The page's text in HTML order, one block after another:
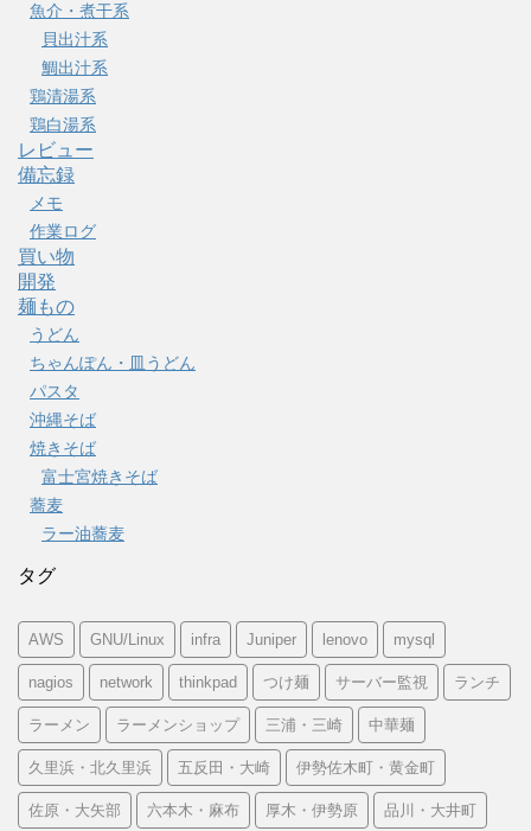
魚介・煮干系
貝出汁系
鯛出汁系
鶏清湯系
鶏白湯系
レビュー
備忘録
メモ
作業ログ
買い物
開発
麺もの
うどん
ちゃんぽん・皿うどん
パスタ
沖縄そば
焼きそば
富士宮焼きそば
蕎麦
ラー油蕎麦
タグ
AWS GNU/Linux infra Juniper lenovo mysql
nagios network thinkpad つけ麺 サーバー監視 ランチ
ラーメン ラーメンショップ 三浦・三崎 中華麺
久里浜・北久里浜 五反田・大崎 伊勢佐木町・黄金町
佐原・大矢部 六本木・麻布 厚木・伊勢原 品川・大井町